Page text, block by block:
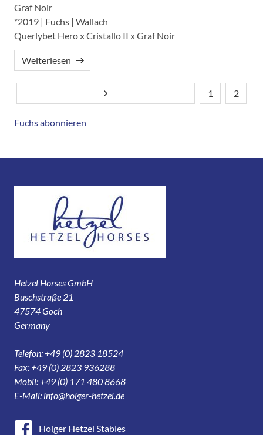
Graf Noir
*2019 | Fuchs | Wallach
Querlybet Hero x Cristallo II x Graf Noir
Weiterlesen
SeitennummerierungAktuelle
1
Seite
2
Fuchs abonnieren
Hetzel Horses GmbH
Buschstraße 21
47574 Goch
Germany
Telefon: +49 (0) 2823 18524
Fax: +49 (0) 2823 936288
Mobil: +49 (0) 171 480 8668
E-Mail: info@holger-hetzel.de
Holger Hetzel Stables